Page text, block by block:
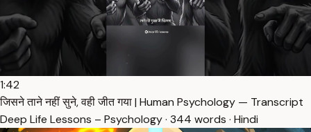
1:42
जिसने ताने नहीं सुने, वही जीत गया | Human Psychology — Transcript
Deep Life Lessons – Psychology · 344 words · Hindi